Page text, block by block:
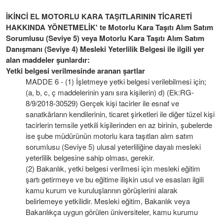
İKİNCİ EL MOTORLU KARA TAŞITLARININ TİCARETİ
HAKKINDA YÖNETMELİK' te Motorlu Kara Taşıtı Alım Satım
Sorumlusu (Seviye 5) veya Motorlu Kara Taşıtı Alım Satım
Danışmanı (Seviye 4) Mesleki Yeterlilik Belgesi ile ilgili yer
alan maddeler şunlardır:
Yetki belgesi verilmesinde aranan şartlar
MADDE 6 - (1) İşletmeye yetki belgesi verilebilmesi için;
(a, b, c, ç maddelerinin yanı sıra kişilerin) d) (Ek:RG-
8/9/2018-30529) Gerçek kişi tacirler ile esnaf ve
sanatkârların kendilerinin, ticaret şirketleri ile diğer tüzel kişi
tacirlerin temsile yetkili kişilerinden en az birinin, şubelerde
ise şube müdürünün motorlu kara taşıtları alım satım
sorumlusu (Seviye 5) ulusal yeterliliğine dayalı mesleki
yeterlilik belgesine sahip olması, gerekir.
(2) Bakanlık, yetki belgesi verilmesi için mesleki eğitim
şartı getirmeye ve bu eğitime ilişkin usul ve esasları ilgili
kamu kurum ve kuruluşlarının görüşlerini alarak
belirlemeye yetkilidir. Mesleki eğitim, Bakanlık veya
Bakanlıkça uygun görülen üniversiteler, kamu kurumu